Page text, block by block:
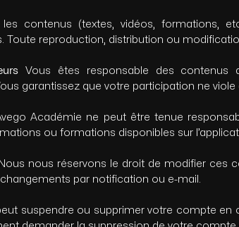
contenus (textes, vidéos, formations,
Toute reproduction, distribution ou
Vous êtes responsable des contenus
garantissez que votre participation ne viole
Académie ne peut être tenue
ou formations disponibles sur
Nous nous réservons le droit de modifier ces
par notification ou e-mail.
suspendre ou supprimer votre compte en